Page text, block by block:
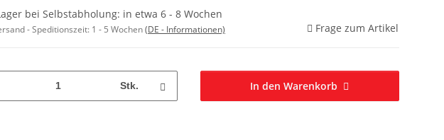
bei Selbstabholung: in etwa 6 - 8 Wochen
- Speditionszeit: 1 - 5 Wochen(DE - Informationen) Frage zum Artikel
Stk. In den Warenkorb